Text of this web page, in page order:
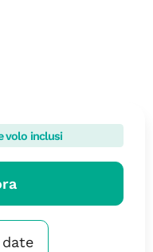
volo inclusi